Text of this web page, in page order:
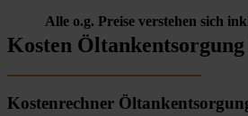
Alle o.g. Preise verstehen sich
Kosten
Kostenrechner